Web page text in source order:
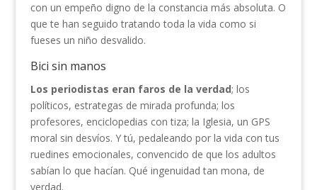
con un empeño digno de la constancia más absoluta. O
que te han seguido tratando toda la vida como si
fueses un niño desvalido.
Bici sin manos
Los periodistas eran faros de la verdad; los
políticos, estrategas de mirada profunda; los
profesores, enciclopedias con tiza; la Iglesia, un GPS
moral sin desvíos. Y tú, pedaleando por la vida con tus
ruedines emocionales, convencido de que los adultos
sabían lo que hacían. Qué ingenuidad tan mona, de
verdad.